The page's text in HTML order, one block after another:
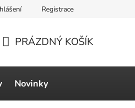
Registrace
KOŠÍK
PRÁZDNÝ KOŠÍK
Novinky